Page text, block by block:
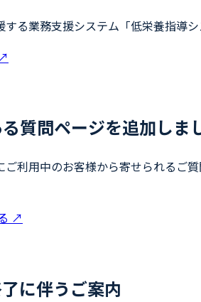
る業務支援システム「低栄養指導
質問ページを追加しま
利用中のお客様から寄せられるご
↗
に伴うご案内